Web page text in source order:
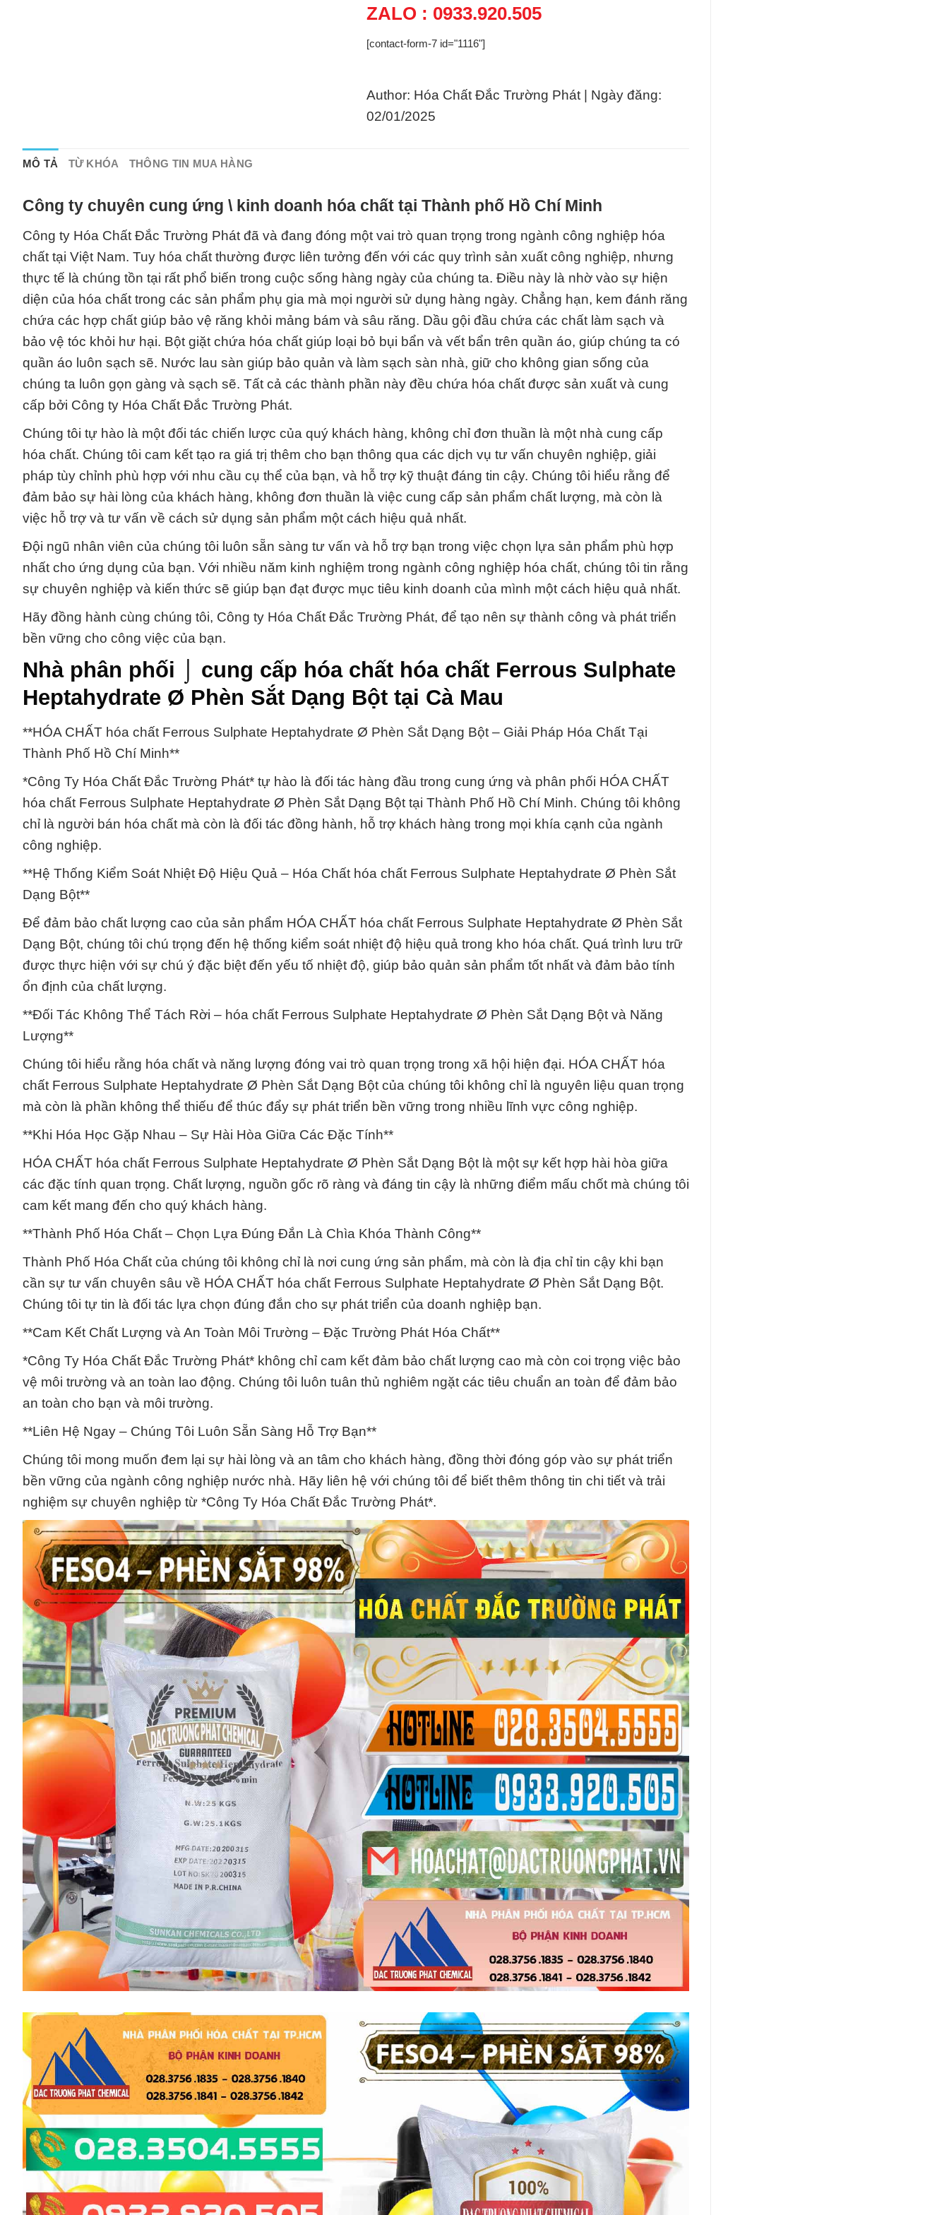
ZALO : 0933.920.505
[contact-form-7 id="1116"]
Author: Hóa Chất Đắc Trường Phát | Ngày đăng:
02/01/2025
MÔ TẢ TỪ KHÓA THÔNG TIN MUA HÀNG
Công ty chuyên cung ứng \ kinh doanh hóa chất tại Thành phố Hồ Chí Minh
Công ty Hóa Chất Đắc Trường Phát đã và đang đóng một vai trò quan trọng trong ngành công nghiệp hóa
chất tại Việt Nam. Tuy hóa chất thường được liên tưởng đến với các quy trình sản xuất công nghiệp, nhưng
thực tế là chúng tồn tại rất phổ biến trong cuộc sống hàng ngày của chúng ta. Điều này là nhờ vào sự hiện
diện của hóa chất trong các sản phẩm phụ gia mà mọi người sử dụng hàng ngày. Chẳng hạn, kem đánh răng
chứa các hợp chất giúp bảo vệ răng khỏi mảng bám và sâu răng. Dầu gội đầu chứa các chất làm sạch và
bảo vệ tóc khỏi hư hại. Bột giặt chứa hóa chất giúp loại bỏ bụi bẩn và vết bẩn trên quần áo, giúp chúng ta có
quần áo luôn sạch sẽ. Nước lau sàn giúp bảo quản và làm sạch sàn nhà, giữ cho không gian sống của
chúng ta luôn gọn gàng và sạch sẽ. Tất cả các thành phần này đều chứa hóa chất được sản xuất và cung
cấp bởi Công ty Hóa Chất Đắc Trường Phát.
Chúng tôi tự hào là một đối tác chiến lược của quý khách hàng, không chỉ đơn thuần là một nhà cung cấp
hóa chất. Chúng tôi cam kết tạo ra giá trị thêm cho bạn thông qua các dịch vụ tư vấn chuyên nghiệp, giải
pháp tùy chỉnh phù hợp với nhu cầu cụ thể của bạn, và hỗ trợ kỹ thuật đáng tin cậy. Chúng tôi hiểu rằng để
đảm bảo sự hài lòng của khách hàng, không đơn thuần là việc cung cấp sản phẩm chất lượng, mà còn là
việc hỗ trợ và tư vấn về cách sử dụng sản phẩm một cách hiệu quả nhất.
Đội ngũ nhân viên của chúng tôi luôn sẵn sàng tư vấn và hỗ trợ bạn trong việc chọn lựa sản phẩm phù hợp
nhất cho ứng dụng của bạn. Với nhiều năm kinh nghiệm trong ngành công nghiệp hóa chất, chúng tôi tin rằng
sự chuyên nghiệp và kiến thức sẽ giúp bạn đạt được mục tiêu kinh doanh của mình một cách hiệu quả nhất.
Hãy đồng hành cùng chúng tôi, Công ty Hóa Chất Đắc Trường Phát, để tạo nên sự thành công và phát triển
bền vững cho công việc của bạn.
Nhà phân phối ⌡ cung cấp hóa chất hóa chất Ferrous Sulphate
Heptahydrate Ø Phèn Sắt Dạng Bột tại Cà Mau
**HÓA CHẤT hóa chất Ferrous Sulphate Heptahydrate Ø Phèn Sắt Dạng Bột – Giải Pháp Hóa Chất Tại
Thành Phố Hồ Chí Minh**
*Công Ty Hóa Chất Đắc Trường Phát* tự hào là đối tác hàng đầu trong cung ứng và phân phối HÓA CHẤT
hóa chất Ferrous Sulphate Heptahydrate Ø Phèn Sắt Dạng Bột tại Thành Phố Hồ Chí Minh. Chúng tôi không
chỉ là người bán hóa chất mà còn là đối tác đồng hành, hỗ trợ khách hàng trong mọi khía cạnh của ngành
công nghiệp.
**Hệ Thống Kiểm Soát Nhiệt Độ Hiệu Quả – Hóa Chất hóa chất Ferrous Sulphate Heptahydrate Ø Phèn Sắt
Dạng Bột**
Để đảm bảo chất lượng cao của sản phẩm HÓA CHẤT hóa chất Ferrous Sulphate Heptahydrate Ø Phèn Sắt
Dạng Bột, chúng tôi chú trọng đến hệ thống kiểm soát nhiệt độ hiệu quả trong kho hóa chất. Quá trình lưu trữ
được thực hiện với sự chú ý đặc biệt đến yếu tố nhiệt độ, giúp bảo quản sản phẩm tốt nhất và đảm bảo tính
ổn định của chất lượng.
**Đối Tác Không Thể Tách Rời – hóa chất Ferrous Sulphate Heptahydrate Ø Phèn Sắt Dạng Bột và Năng
Lượng**
Chúng tôi hiểu rằng hóa chất và năng lượng đóng vai trò quan trọng trong xã hội hiện đại. HÓA CHẤT hóa
chất Ferrous Sulphate Heptahydrate Ø Phèn Sắt Dạng Bột của chúng tôi không chỉ là nguyên liệu quan trọng
mà còn là phần không thể thiếu để thúc đẩy sự phát triển bền vững trong nhiều lĩnh vực công nghiệp.
**Khi Hóa Học Gặp Nhau – Sự Hài Hòa Giữa Các Đặc Tính**
HÓA CHẤT hóa chất Ferrous Sulphate Heptahydrate Ø Phèn Sắt Dạng Bột là một sự kết hợp hài hòa giữa
các đặc tính quan trọng. Chất lượng, nguồn gốc rõ ràng và đáng tin cậy là những điểm mấu chốt mà chúng tôi
cam kết mang đến cho quý khách hàng.
**Thành Phố Hóa Chất – Chọn Lựa Đúng Đắn Là Chìa Khóa Thành Công**
Thành Phố Hóa Chất của chúng tôi không chỉ là nơi cung ứng sản phẩm, mà còn là địa chỉ tin cậy khi bạn
cần sự tư vấn chuyên sâu về HÓA CHẤT hóa chất Ferrous Sulphate Heptahydrate Ø Phèn Sắt Dạng Bột.
Chúng tôi tự tin là đối tác lựa chọn đúng đắn cho sự phát triển của doanh nghiệp bạn.
**Cam Kết Chất Lượng và An Toàn Môi Trường – Đặc Trường Phát Hóa Chất**
*Công Ty Hóa Chất Đắc Trường Phát* không chỉ cam kết đảm bảo chất lượng cao mà còn coi trọng việc bảo
vệ môi trường và an toàn lao động. Chúng tôi luôn tuân thủ nghiêm ngặt các tiêu chuẩn an toàn để đảm bảo
an toàn cho bạn và môi trường.
**Liên Hệ Ngay – Chúng Tôi Luôn Sẵn Sàng Hỗ Trợ Bạn**
Chúng tôi mong muốn đem lại sự hài lòng và an tâm cho khách hàng, đồng thời đóng góp vào sự phát triển
bền vững của ngành công nghiệp nước nhà. Hãy liên hệ với chúng tôi để biết thêm thông tin chi tiết và trải
nghiệm sự chuyên nghiệp từ *Công Ty Hóa Chất Đắc Trường Phát*.